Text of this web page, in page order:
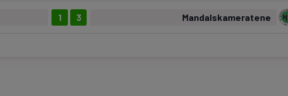
1 Mandalskameratene
3